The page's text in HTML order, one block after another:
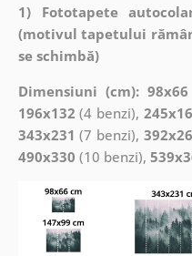
1) Fototapete
(motivul tapetului
se schimbă)
Dimensiuni (cm): 98x66
196x132 (4 benzi),
343x231 (7 benzi),
490x330 (10 benzi),